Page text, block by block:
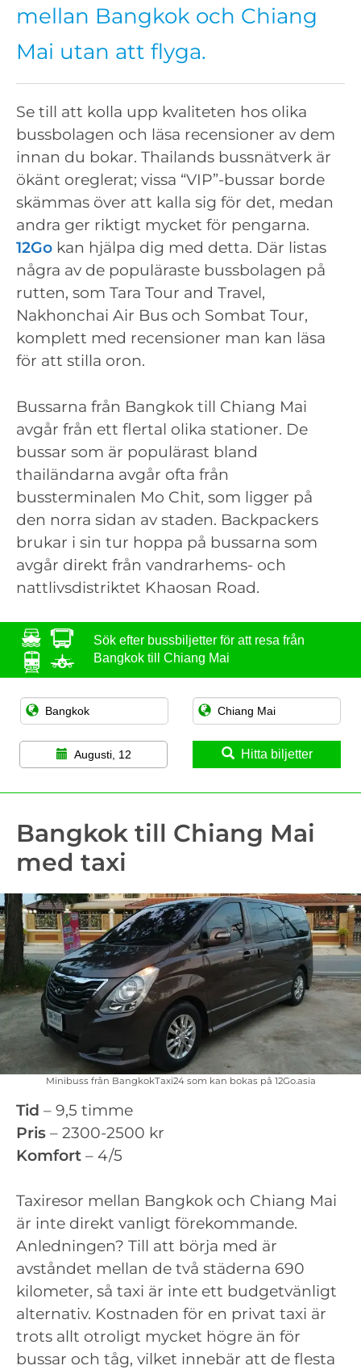
mellan Bangkok och Chiang
Mai utan att flyga.
Se till att kolla upp kvaliteten hos olika
bussbolagen och läsa recensioner av dem
innan du bokar. Thailands bussnätverk är
ökänt oreglerat; vissa “VIP”-bussar borde
skämmas över att kalla sig för det, medan
andra ger riktigt mycket för pengarna.
12Go kan hjälpa dig med detta. Där listas
några av de populäraste bussbolagen på
rutten, som Tara Tour and Travel,
Nakhonchai Air Bus och Sombat Tour,
komplett med recensioner man kan läsa
för att stilla oron.
Bussarna från Bangkok till Chiang Mai
avgår från ett flertal olika stationer. De
bussar som är populärast bland
thailändarna avgår ofta från
bussterminalen Mo Chit, som ligger på
den norra sidan av staden. Backpackers
brukar i sin tur hoppa på bussarna som
avgår direkt från vandrarhems- och
nattlivsdistriktet Khaosan Road.
Sök efter bussbiljetter för att resa från
Bangkok till Chiang Mai
Augusti, 12 Hitta biljetter
Bangkok till Chiang Mai
med taxi
Minibuss från BangkokTaxi24 som kan bokas på 12Go.asia
Tid – 9,5 timme
Pris – 2300-2500 kr
Komfort – 4/5
Taxiresor mellan Bangkok och Chiang Mai
är inte direkt vanligt förekommande.
Anledningen? Till att börja med är
avståndet mellan de två städerna 690
kilometer, så taxi är inte ett budgetvänligt
alternativ. Kostnaden för en privat taxi är
trots allt otroligt mycket högre än för
bussar och tåg, vilket innebär att de flesta